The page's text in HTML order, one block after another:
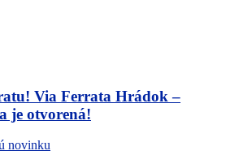
Via Ferrata Hrádok –
je otvorená!
novinku